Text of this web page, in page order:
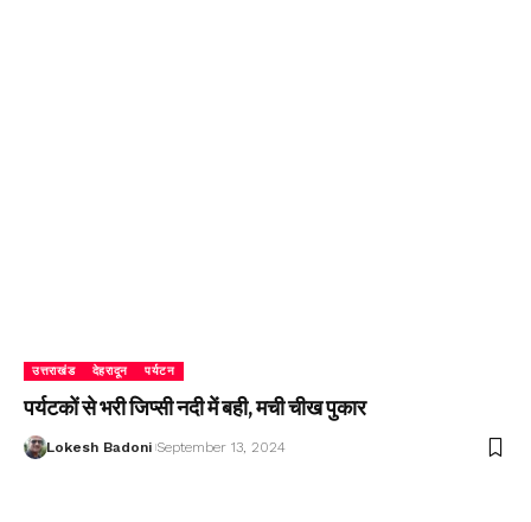
उत्तराखंड देहरादून पर्यटन
पर्यटकों से भरी जिप्सी नदी में बही, मची चीख पुकार
Lokesh Badoni September 13, 2024